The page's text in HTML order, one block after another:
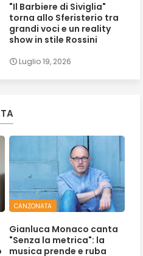
"Il Barbiere di Siviglia"
torna allo Sferisterio tra
grandi voci e un reality
show in stile Rossini
Luglio 19, 2026
CANZONATA
Gianluca Monaco canta
"Senza la metrica": la
musica prende e ruba